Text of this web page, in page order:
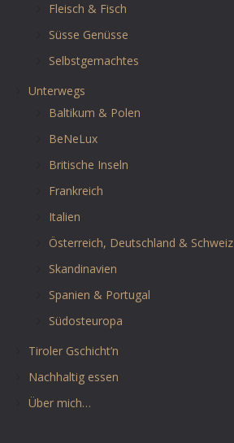
Fleisch & Fisch
Süsse Genüsse
Selbstgemachtes
Unterwegs
Baltikum & Polen
BeNeLux
Britische Inseln
Frankreich
Italien
Österreich, Deutschland & Schweiz
Skandinavien
Spanien & Portugal
Südosteuropa
Tiroler Gschicht’n
Nachhaltig essen
Über mich…